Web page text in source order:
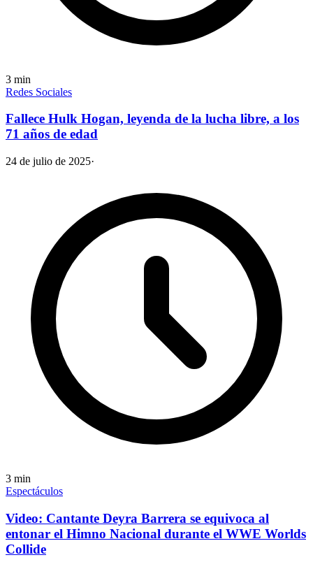
3 min
Redes Sociales
Fallece Hulk Hogan, leyenda de la lucha libre, a los
71 años de edad
24 de julio de 2025·
3 min
Espectáculos
Video: Cantante Deyra Barrera se equivoca al
entonar el Himno Nacional durante el WWE Worlds
Collide